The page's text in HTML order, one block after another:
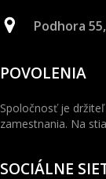
Podhora
POVOLENIA
Spoločnosť je
zamestnania. Na
SOCIÁLNE